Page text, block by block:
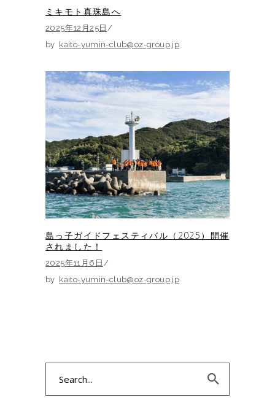
ミキモト真珠島へ
2025年12月25日
by kaito-yumin-club@oz-group.jp
島っ子ガイドフェスティバル（2025）開催
されました！
2025年11月6日
by kaito-yumin-club@oz-group.jp